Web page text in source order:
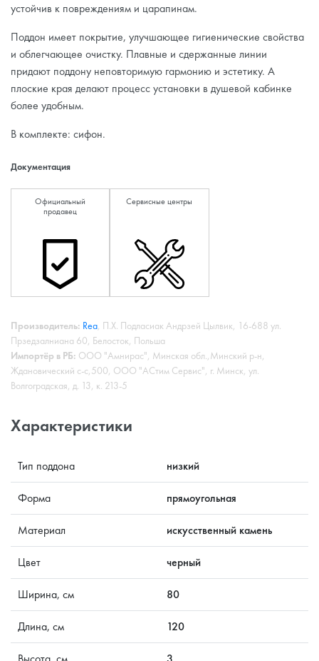
устойчив к повреждениям и царапинам.
Поддон имеет покрытие, улучшающее гигиенические свойства
и облегчающее очистку. Плавные и сдержанные линии
придают поддону неповторимую гармонию и эстетику. А
плоские края делают процесс установки в душевой кабинке
более удобным.
В комплекте: сифон.
Документация
Официальный
продавец
Сервисные центры
Производитель: Rea, П.Х. Подласиак Андрзей Цылвик, 16-688 ул.
Прзедзалниана 60, Белосток, Польша
Импортёр в РБ: ООО "Амнирас", Минская обл.,Минский р-н,
Ждановический с-с,500, ООО "АСтим Сервис", г. Минск, ул.
Волгоградская, д. 13, к. 213-5
Характеристики
Тип поддона низкий
Форма прямоугольная
Материал искусственный камень
Цвет черный
Ширина, см 80
Длина, см 120